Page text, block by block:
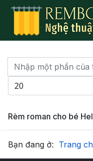
Nhập một phần của
Hiển thị #
Rèm roman cho bé
Bạn đang ở: Trang